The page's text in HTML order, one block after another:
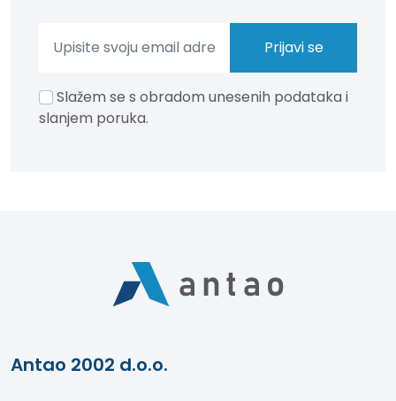
Slažem se s obradom unesenih podataka i
slanjem poruka.
Antao 2002 d.o.o.